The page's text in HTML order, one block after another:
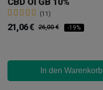
(11)
21,06 € 26,00 € -19%
In den Warenkorb